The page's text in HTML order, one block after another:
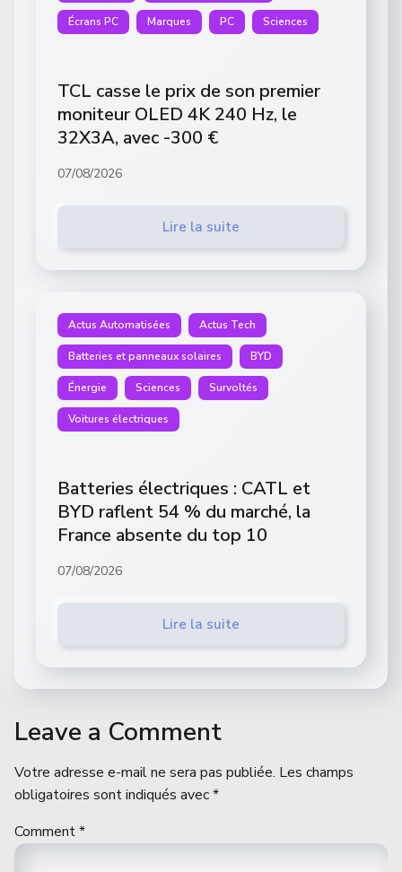
Écrans PC Marques PC Sciences
TCL casse le prix de son premier
moniteur OLED 4K 240 Hz, le
32X3A, avec -300 €
07/08/2026
Lire la suite
Actus Automatisées Actus Tech
Batteries et panneaux solaires BYD
Énergie Sciences Survoltés
Voitures électriques
Batteries électriques : CATL et
BYD raflent 54 % du marché, la
France absente du top 10
07/08/2026
Lire la suite
Leave a Comment
Votre adresse e-mail ne sera pas publiée. Les champs
obligatoires sont indiqués avec*
Comment*